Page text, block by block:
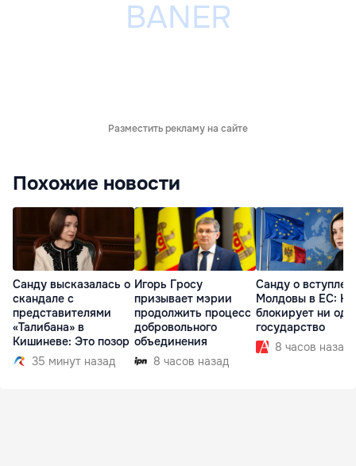
Разместить рекламу на сайте
Похожие новости
Санду высказалась о
скандале с
представителями
«Талибана» в
Кишиневе: Это позор
35 минут назад
Игорь Гросу
призывает мэрии
продолжить процесс
добровольного
объединения
8 часов назад
Санду о
Молдовы в ЕС:
блокирует ни
государство
8 часов назад